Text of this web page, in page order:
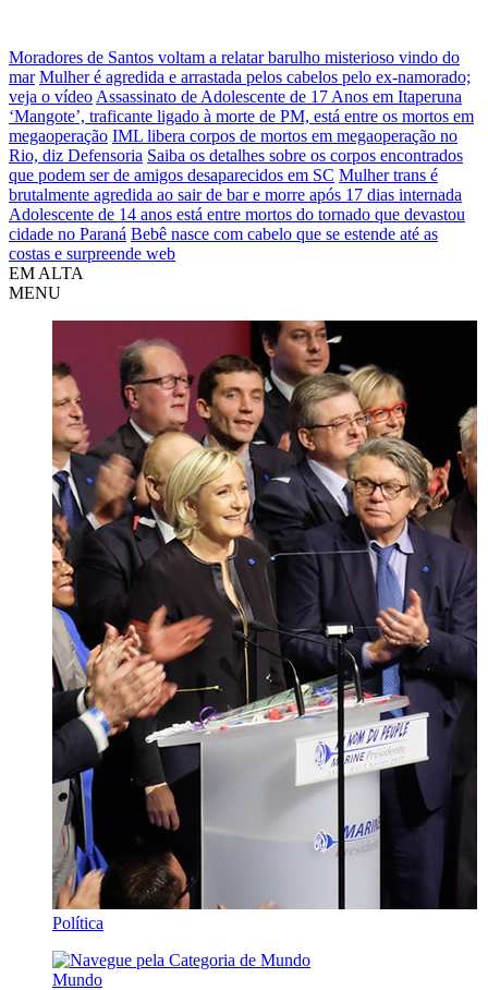
Moradores de Santos voltam a relatar barulho misterioso vindo do
mar Mulher é agredida e arrastada pelos cabelos pelo ex-namorado;
veja o vídeo Assassinato de Adolescente de 17 Anos em Itaperuna
‘Mangote’, traficante ligado à morte de PM, está entre os mortos em
megaoperação IML libera corpos de mortos em megaoperação no
Rio, diz Defensoria Saiba os detalhes sobre os corpos encontrados
que podem ser de amigos desaparecidos em SC Mulher trans é
brutalmente agredida ao sair de bar e morre após 17 dias internada
Adolescente de 14 anos está entre mortos do tornado que devastou
cidade no Paraná Bebê nasce com cabelo que se estende até as
costas e surpreende web
EM ALTA
MENU
Política
Mundo